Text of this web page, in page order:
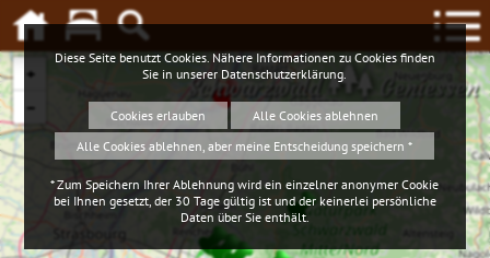
Schwarzwald Geniessen
+
−
Diese Seite benutzt Cookies. Nähere Informationen zu Cookies finden
Sie in unserer Datenschutzerklärung
Cookies erlauben
Alle Cookies ablehnen
Alle Cookies ablehnen, aber meine Entscheidung speichern *
* Zum Speichern Ihrer Ablehnung wird ein einzelner anonymer Cookie
bei Ihnen gesetzt, der 30 Tage gültig ist und der keinerlei persönliche
Daten über Sie enthält.